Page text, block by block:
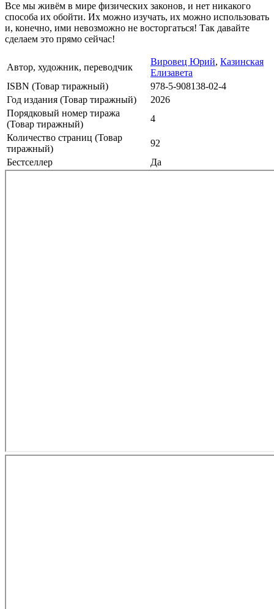
Все мы живём в мире физических законов, и нет никакого
способа их обойти. Их можно изучать, их можно использовать
и, конечно, ими невозможно не восторгаться! Так давайте
сделаем это прямо сейчас!
Автор, художник, переводчик
Вировец Юрий, Казинская
Елизавета
ISBN (Товар тиражный)
978-5-908138-02-4
Год издания (Товар тиражный)
2026
Порядковый номер тиража
(Товар тиражный)
4
Количество страниц (Товар
тиражный)
92
Бестселлер
Да